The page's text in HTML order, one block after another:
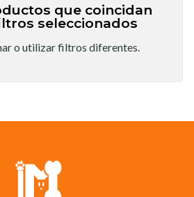
que coincidan
seleccionados
o utilizar filtros diferentes.